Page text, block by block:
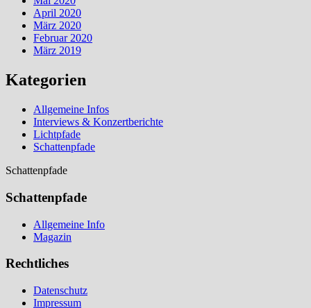
April 2020
März 2020
Februar 2020
März 2019
Kategorien
Allgemeine Infos
Interviews & Konzertberichte
Lichtpfade
Schattenpfade
Schattenpfade
Schattenpfade
Allgemeine Info
Magazin
Rechtliches
Datenschutz
Impressum